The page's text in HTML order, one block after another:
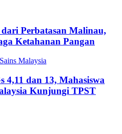
Perbatasan Malinau,
Ketahanan Pangan
4,11 dan 13, Mahasiswa
Kunjungi TPST